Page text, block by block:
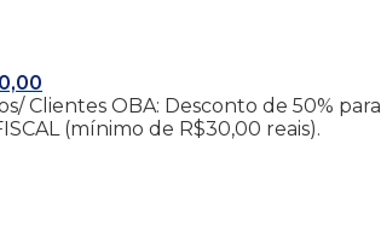
Clientes OBA: Desconto de 50% para
(mínimo de R$30,00 reais).